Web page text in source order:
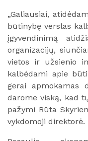
„Galiausiai,
būtinybę verslas
įgyvendinimą
organizacijų,
vietos ir užsienio
kalbėdami apie
gerai apmokamas
darome viską, kad
pažymi Rūta
vykdomoji direktorė.